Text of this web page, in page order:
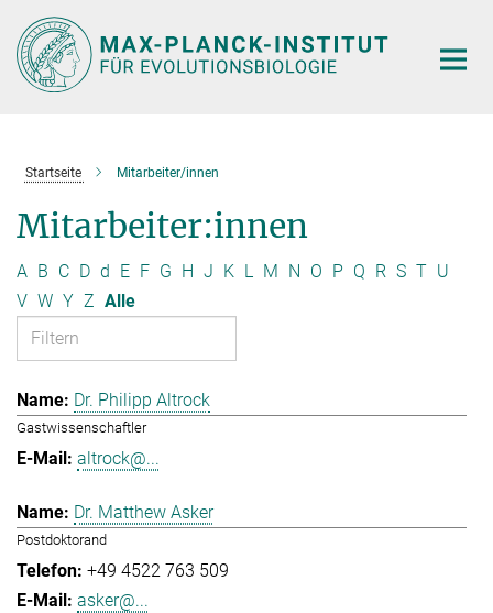
Hauptinhalt
Startseite Mitarbeiter/innen
Mitarbeiter:innen
A B C D d E F G H J K L M N O P Q R S T U
V W Y Z Alle
Dr. Philipp Altrock
Gastwissenschaftler
altrock@...
Dr. Matthew Asker
Postdoktorand
+49 4522 763 509
asker@...